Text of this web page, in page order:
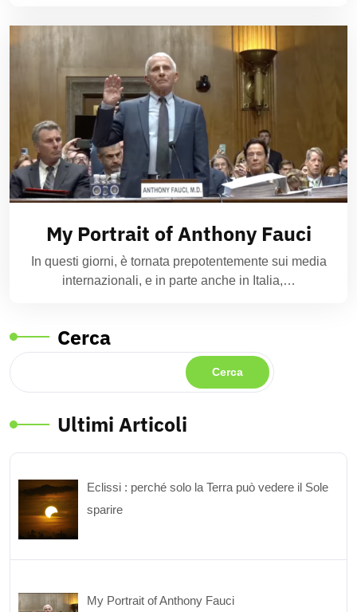
My Portrait of Anthony Fauci
In questi giorni, è tornata prepotentemente sui media
internazionali, e in parte anche in Italia,…
Cerca
Cerca
Ultimi Articoli
Eclissi : perché solo la Terra può vedere il Sole
sparire
My Portrait of Anthony Fauci